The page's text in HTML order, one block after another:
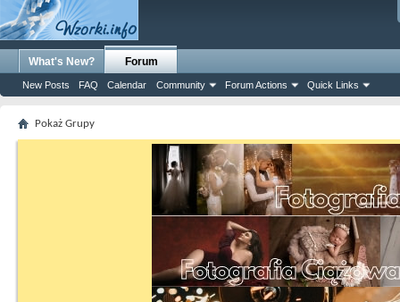
What's New? Forum
New Posts FAQ Calendar Community Forum Actions Quick Links
Pokaż Grupy